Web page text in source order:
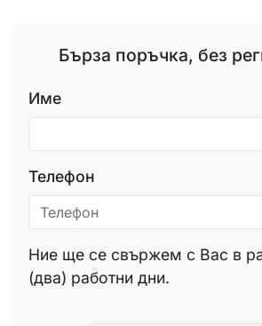
Бърза поръчка, без
Име
Телефон
Ние ще се свържем с Вас в
(два) работни дни.